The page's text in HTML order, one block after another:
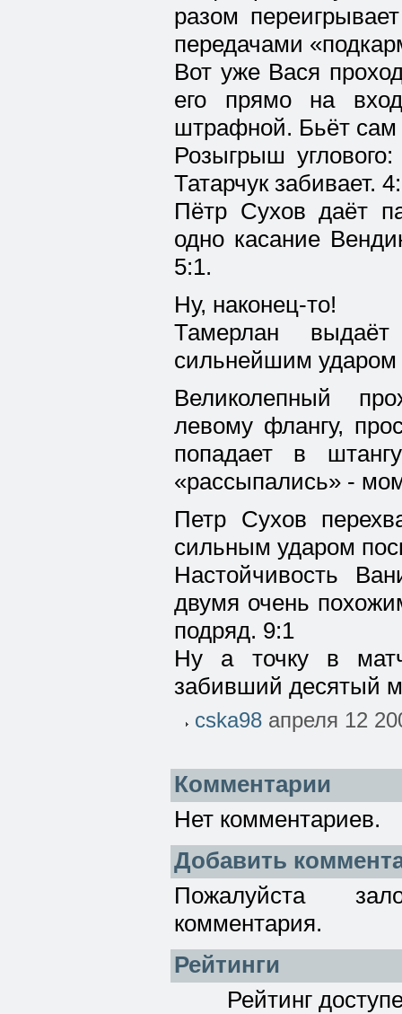
разом
передачами
Вот уже Вася
его прямо на
штрафной. Бьёт
Розыгрыш
Татарчук забивает.
Пётр Сухов даёт
одно касание
5:1.
Ну, наконец-то!
Тамерлан
сильнейшим ударом
Великолепный
левому флангу,
попадает в
«рассыпались» -
Петр Сухов
сильным ударом
Настойчивость
двумя очень
подряд. 9:1
Ну а точку в
забивший десятый
cska98 апреля 12
Комментарии
Нет комментариев.
Добавить
Пожалуйста
комментария.
Рейтинги
Рейтинг